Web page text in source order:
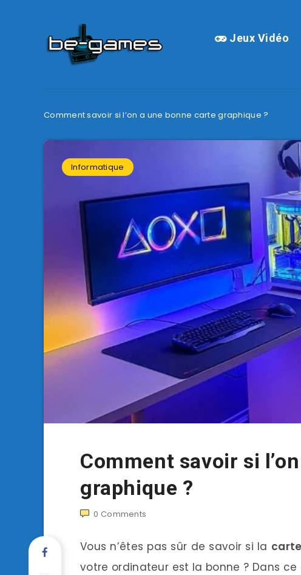
Jeux Vidéo
Comment savoir si l’on a une bonne carte graphique ?
Informatique
Comment savoir si
graphique ?
0 Comments
Vous n’êtes pas sûr de savoir si la
votre ordinateur est la bonne ? Dans